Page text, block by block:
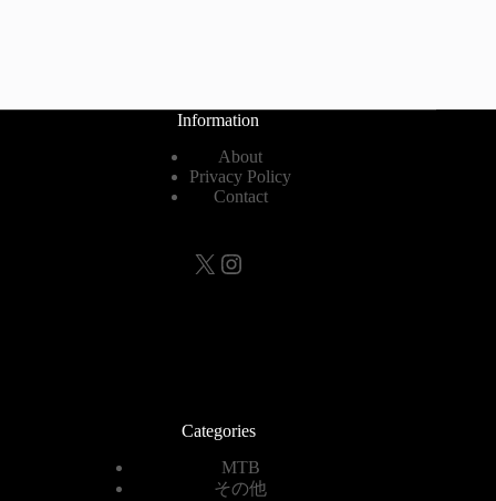
Information
About
Privacy Policy
Contact
X Instagram
Categories
MTB
その他